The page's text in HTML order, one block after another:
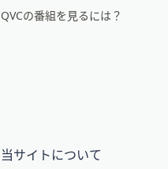
QVCの番組を見るには？
当サイトについて